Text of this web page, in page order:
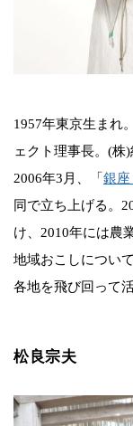
1957年東京生まれ
ェクト理事長。(株
2006年3月、「 銀座
同で立ち上げる。
け、2010年には農
地域おこしについ
各地を飛び回って
松良宗夫